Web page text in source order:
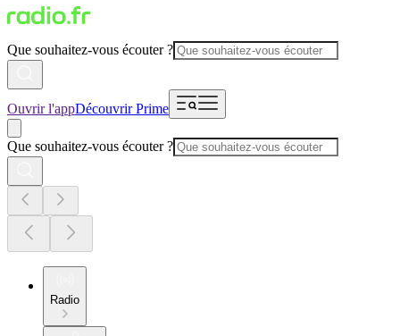
Que souhaitez-vous écouter ?
Ouvrir l'appDécouvrir Prime
Que souhaitez-vous écouter ?
Radio